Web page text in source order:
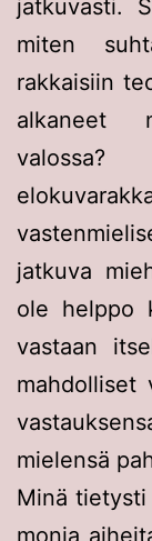
jatkuvasti.
miten
rakkaisiin
alkaneet
jatkuva
ole helppo
vastaan
mahdolliset
mielensä
Minä
monia